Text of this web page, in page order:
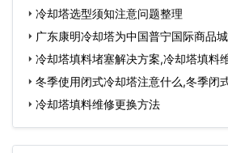
冷却塔选型须知注意问题整理
广东康明冷却塔为中国普宁国际商品
案…冷却塔填料堵塞解决方案,冷却塔填料
冬季使用闭式冷却塔注意什么,冬季闭
冷却塔填料维修更换方法